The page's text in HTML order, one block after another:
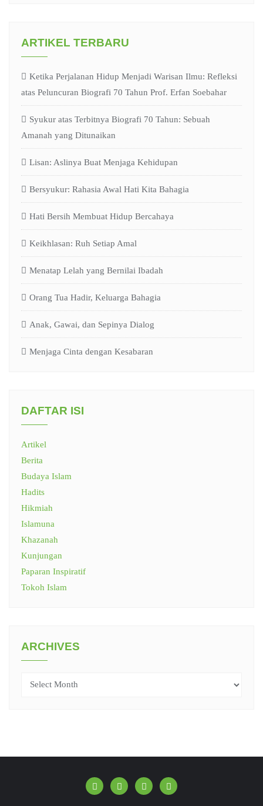
ARTIKEL TERBARU
Ketika Perjalanan Hidup Menjadi Warisan Ilmu: Refleksi
atas Peluncuran Biografi 70 Tahun Prof. Erfan Soebahar
Syukur atas Terbitnya Biografi 70 Tahun: Sebuah
Amanah yang Ditunaikan
Lisan: Aslinya Buat Menjaga Kehidupan
Bersyukur: Rahasia Awal Hati Kita Bahagia
Hati Bersih Membuat Hidup Bercahaya
Keikhlasan: Ruh Setiap Amal
Menatap Lelah yang Bernilai Ibadah
Orang Tua Hadir, Keluarga Bahagia
Anak, Gawai, dan Sepinya Dialog
Menjaga Cinta dengan Kesabaran
DAFTAR ISI
Artikel
Berita
Budaya Islam
Hadits
Hikmiah
Islamuna
Khazanah
Kunjungan
Paparan Inspiratif
Tokoh Islam
ARCHIVES
Archives